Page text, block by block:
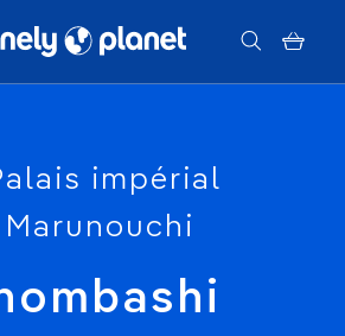
recherche
impérial